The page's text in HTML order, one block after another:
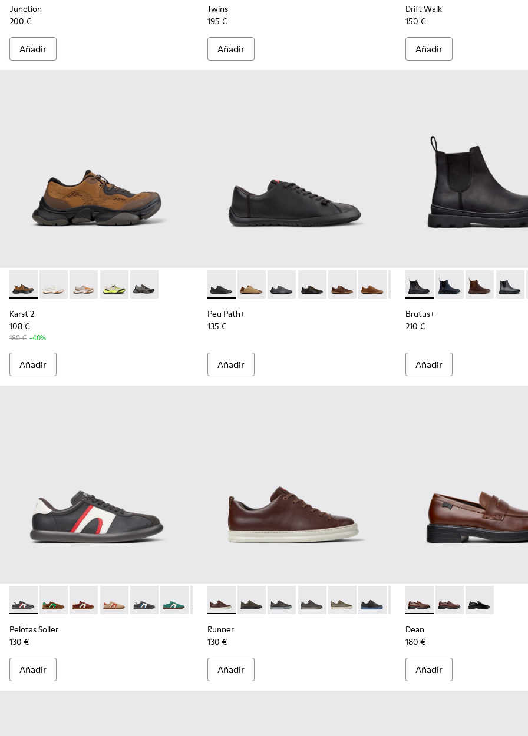
Junction
200 €
Añadir
Twins
195 €
Añadir
Drift Walk
150 €
Añadir
Karst 2 - K101069-010 - Sneaker con materiales técnicos marrón para hombre
Karst 2 - K101069-009
Karst 2 - K101069-008
Karst 2 - K101069-003
Karst 2 - K101069-001
Karst 2
108 €
180 € -40%
Añadir
Peu Path+ - K101114-002 - Zapatos de piel negros para hombre.
Peu Path+ - K101114-014 - Zapatos de ante marrones para hombre.
Peu Path+ - K101114-013 - Zapatos de piel grises para hombre.
Peu Path+ - K101114-012
Peu Path+ - K101114-011
Peu Path+ - K101114-010
Peu Path+ - K101114-007
Peu Path+ - K101114-006
Peu Path+ -
Peu Path+
135 €
Añadir
Brutus+ - K300534-001 -
Brutus+ - K300534-
Brutus+ -
Brutus+
210 €
Añadir
Pelotas Soller - K100937-023 - Zapatillas de piel y nobuk multicolor para hombre.
Pelotas Soller - K100937-038 - Zapatillas multicolor de nobuk y piel para hombre.
Pelotas Soller - K100937-037
Pelotas Soller - K100937-036 - Zapatillas multicolor de ante y piel para hombre.
Pelotas Soller - K100937-033
Pelotas Soller - K100937-031
Pelotas Soller - K100937-027
Pelotas Soller - K100937-026
Pelotas Soller - K100937-024
Pelotas Soller - K100937-022
Pelotas Soller - K100937-020
Pelotas Soller - K100937-015
Pelotas Soller - K100937-010
Pelotas Soller
130 €
Añadir
Runner - K100226-140 - Zapatillas de piel marrones para hombre.
Runner - K100226-165
Runner - K100226-163
Runner - K100226-162
Runner - K100226-161
Runner - K100226-146
Runner - K100226-099
Runner - K100226-097
Runner - K100226-
Runner -
Runner
130 €
Añadir
Dean - K101045-005 -
Dean - K101045-008
Dean -
Dean
180 €
Añadir